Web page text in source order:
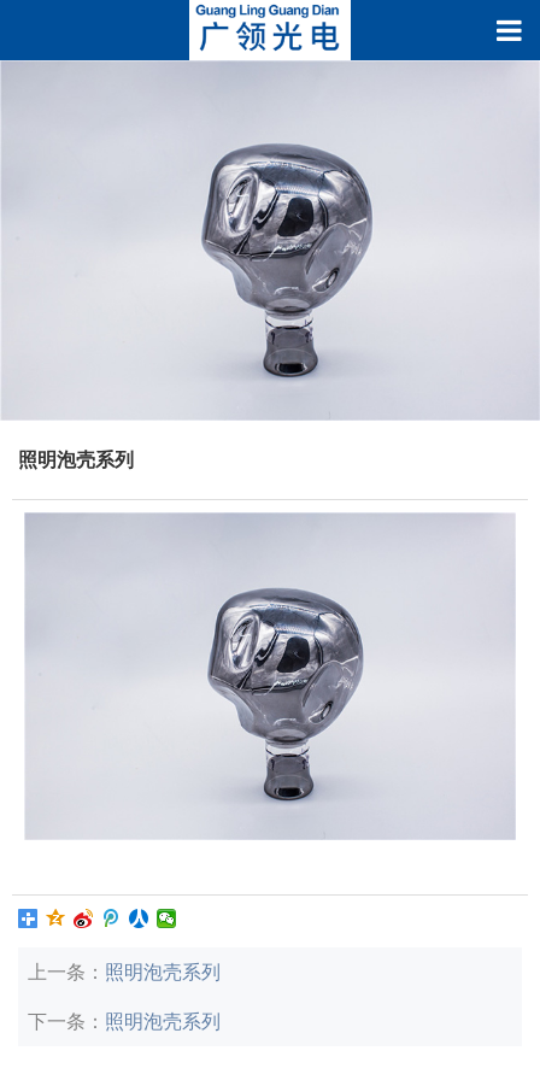
照明泡壳系列
上一条： 照明泡壳系列
下一条： 照明泡壳系列